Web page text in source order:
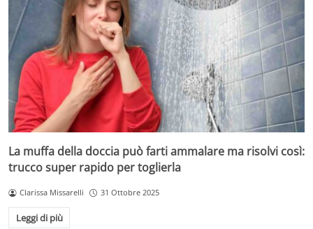
La muffa della doccia può farti ammalare ma risolvi così:
trucco super rapido per toglierla
Clarissa Missarelli 31 Ottobre 2025
Leggi di più